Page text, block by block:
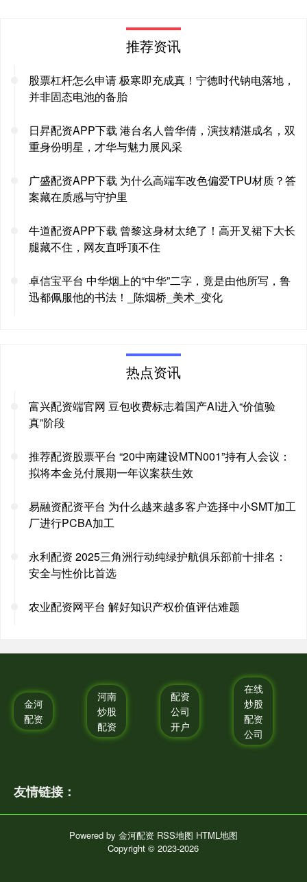
推荐资讯
股票杠杆怎么申请 极寒即充成真！宁德时代钠电落地，
并非固态电池的备胎
日昇配资APP下载 港台名人曾华倩，演技精湛成名，双
重身份明星，才华与魅力展风采
广盛配资APP下载 为什么高端车改色偏爱TPU材质？答
案藏在质感与守护里
牛道配资APP下载 曾黎这身材太绝了！高开叉裙下大长
腿藏不住，网友直呼顶不住
卓信宝平台 中华烟上的“中华”二字，竟是由他所写，鲁
迅都佩服他的书法！_陈烟桥_美术_变化
热点资讯
富兴配资端官网 豆包收费标志着国产AI进入“价值验
真”阶段
推荐配资股票平台 “20中南建设MTN001”持有人会议：
拟将本金兑付展期一年议案获生效
易融资配资平台 为什么越来越多客户选择中小SMT加工
厂进行PCBA加工
永利配资 2025三角洲行动纯绿护航俱乐部前十排名：
安全与性价比首选
农业配资网平台 解好知识产权价值评估难题
金河
配资
河南
炒股
配资
配资
公司
开户
在线
炒股
配资
公司
友情链接：
Powered by 金河配资 RSS地图 HTML地图
Copyright© 2023-2026